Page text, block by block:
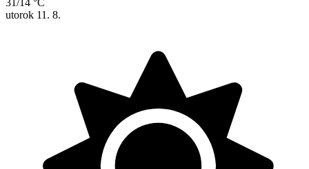
utorok 11. 8.